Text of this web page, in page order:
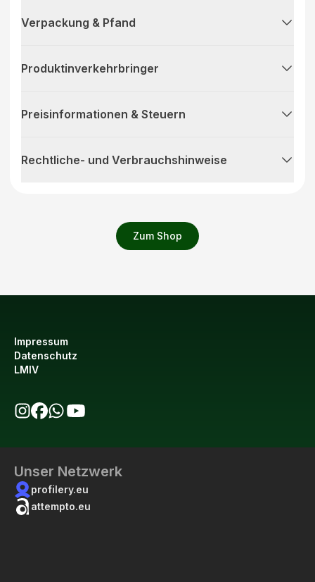
Zum Shop
Verpackung & Pfand
Produktinverkehrbringer
Preisinformationen & Steuern
Rechtliche- und Verbrauchshinweise
Impressum
Datenschutz
LMIV
Unser Netzwerk
profilery.eu
attempto.eu